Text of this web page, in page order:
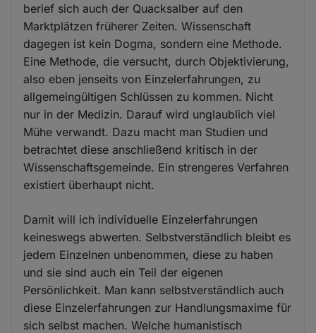
berief sich auch der Quacksalber auf den
Marktplätzen früherer Zeiten. Wissenschaft
dagegen ist kein Dogma, sondern eine Methode.
Eine Methode, die versucht, durch Objektivierung,
also eben jenseits von Einzelerfahrungen, zu
allgemeingültigen Schlüssen zu kommen. Nicht
nur in der Medizin. Darauf wird unglaublich viel
Mühe verwandt. Dazu macht man Studien und
betrachtet diese anschließend kritisch in der
Wissenschaftsgemeinde. Ein strengeres Verfahren
existiert überhaupt nicht.
Damit will ich individuelle Einzelerfahrungen
keineswegs abwerten. Selbstverständlich bleibt es
jedem Einzelnen unbenommen, diese zu haben
und sie sind auch ein Teil der eigenen
Persönlichkeit. Man kann selbstverständlich auch
diese Einzelerfahrungen zur Handlungsmaxime für
sich selbst machen. Welche humanistisch